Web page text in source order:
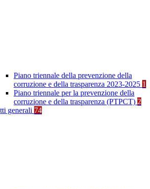
Piano triennale della prevenzione della
corruzione e della trasparenza 2023-2025 1
Piano triennale per la prevenzione della
corruzione e della trasparenza (PTPCT) 2
generali 74